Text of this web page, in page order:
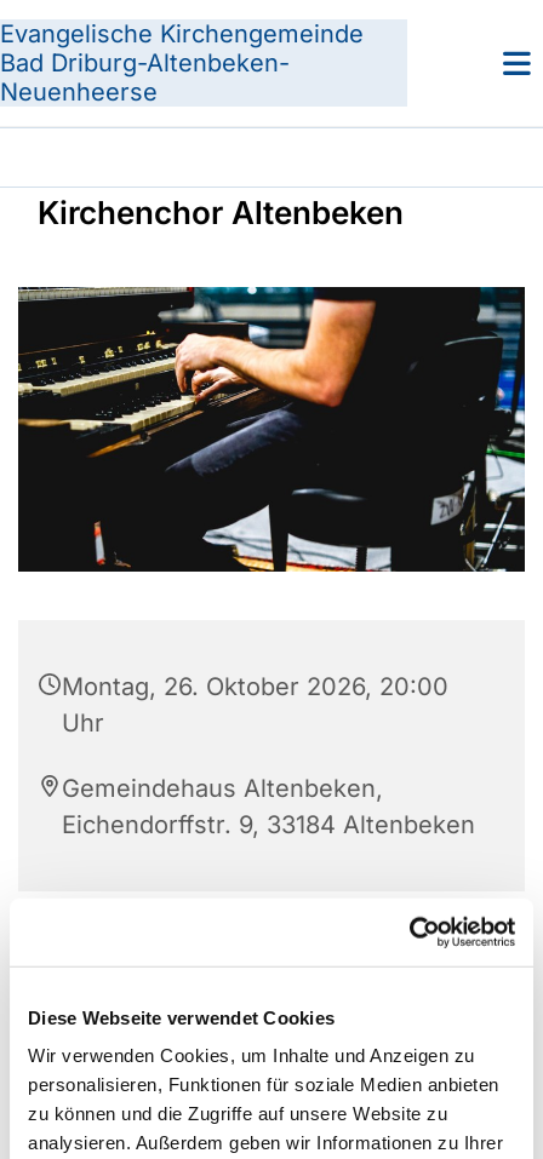
Diese Webseite verwendet Cookies
Wir verwenden Cookies, um Inhalte und Anzeigen zu
personalisieren, Funktionen für soziale Medien anbieten
zu können und die Zugriffe auf unsere Website zu
analysieren. Außerdem geben wir Informationen zu Ihrer
Evangelische Kirchengemeinde
Bad Driburg-Altenbeken-
Neuenheerse
Kirchenchor Altenbeken
Montag, 26. Oktober 2026, 20:00
Uhr
Gemeindehaus Altenbeken,
Eichendorffstr. 9, 33184 Altenbeken